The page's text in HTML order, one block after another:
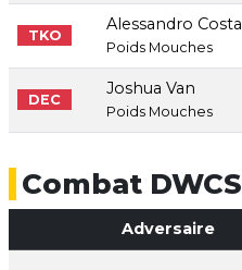
TKO
Alessandro Costa
Poids Mouches
DEC
Joshua Van
Poids Mouches
Combat DWCS
Adversaire